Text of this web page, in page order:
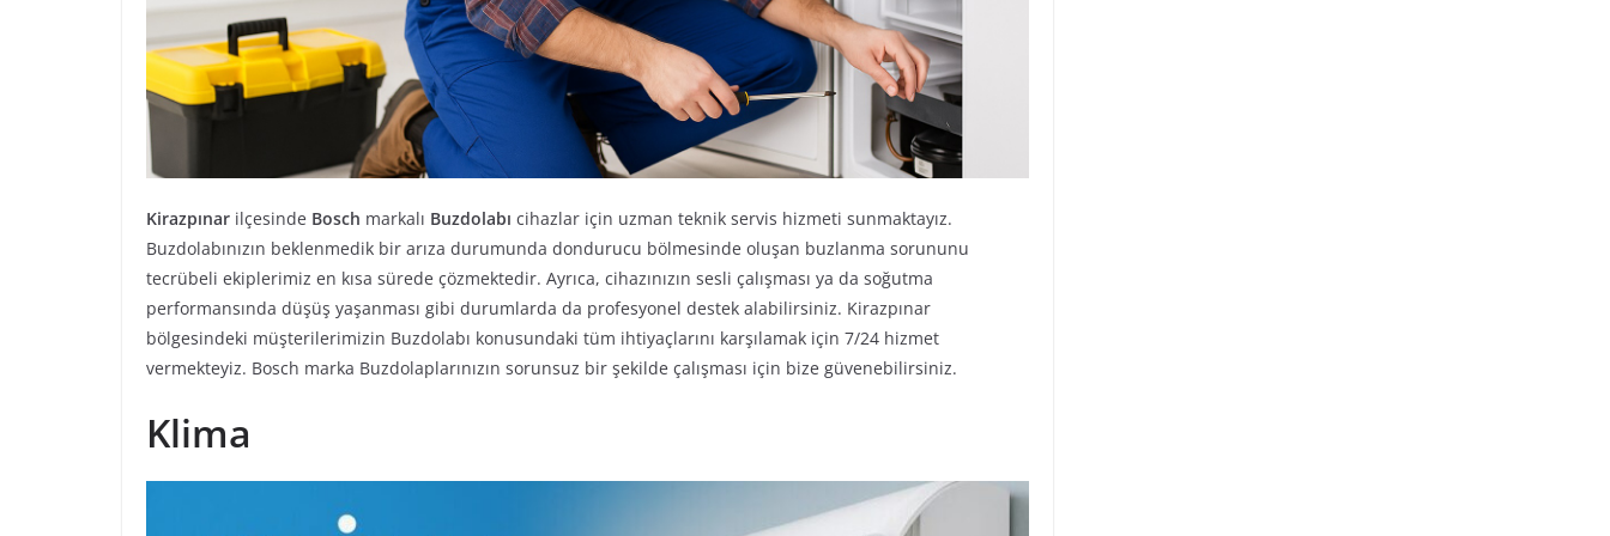
Kirazpınar ilçesinde Bosch markalı Buzdolabı cihazlar için uzman teknik servis hizmeti sunmaktayız.
Buzdolabınızın beklenmedik bir arıza durumunda dondurucu bölmesinde oluşan buzlanma sorununu
tecrübeli ekiplerimiz en kısa sürede çözmektedir. Ayrıca, cihazınızın sesli çalışması ya da soğutma
performansında düşüş yaşanması gibi durumlarda da profesyonel destek alabilirsiniz. Kirazpınar
bölgesindeki müşterilerimizin Buzdolabı konusundaki tüm ihtiyaçlarını karşılamak için 7/24 hizmet
vermekteyiz. Bosch marka Buzdolaplarınızın sorunsuz bir şekilde çalışması için bize güvenebilirsiniz.
Klima